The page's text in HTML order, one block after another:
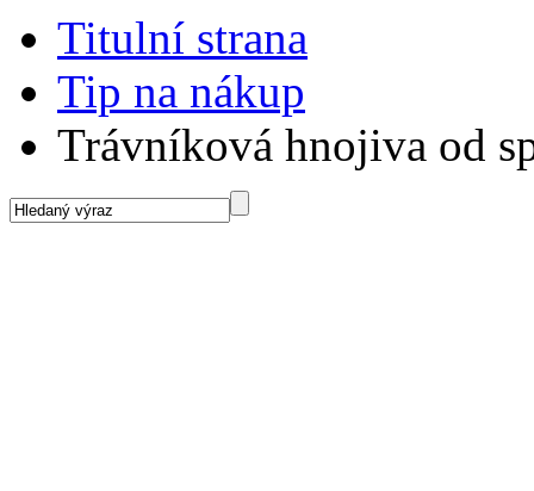
Titulní strana
Tip na nákup
Trávníková hnojiva od